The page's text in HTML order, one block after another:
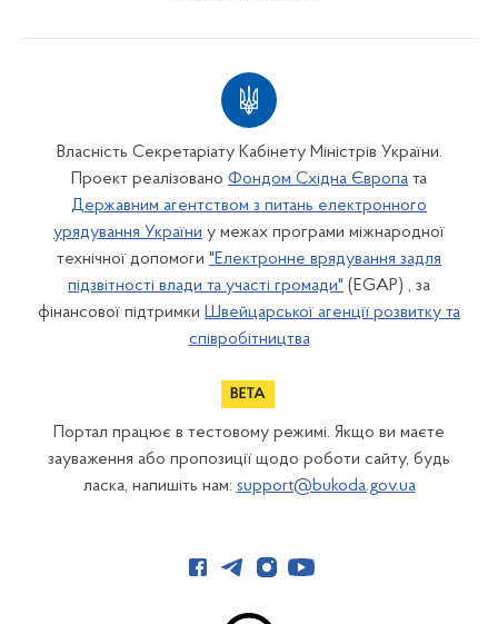
Власність Секретаріату Кабінету Міністрів України.
Проект реалізовано Фондом Східна Європа та
Державним агентством з питань електронного
урядування України у межах програми міжнародної
технічної допомоги "Електронне врядування задля
підзвітності влади та участі громади" (EGAP) , за
фінансової підтримки Швейцарської агенції розвитку та
співробітництва
Портал працює в тестовому режимі. Якщо ви маєте
зауваження або пропозиції щодо роботи сайту, будь
ласка, напишіть нам: support@bukoda.gov.ua